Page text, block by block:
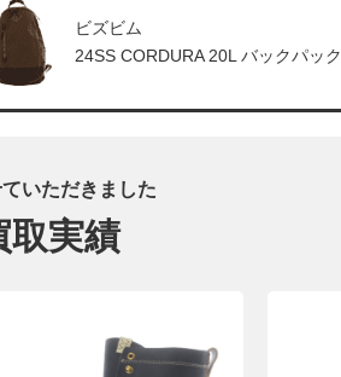
ビズビム
24SS CORDURA 20L バックパック
いただきました
取実績